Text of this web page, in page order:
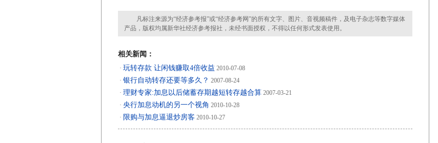
凡标注来源为“经济参考报”或“经济参考网”的所有文字、图片、音视频稿件，及电子杂志等数字媒体
产品，版权均属新华社经济参考报社，未经书面授权，不得以任何形式发表使用。
相关新闻：
· 玩转存款 让闲钱赚取4倍收益 2010-07-08
· 银行自动转存还要等多久？ 2007-08-24
· 理财专家:加息以后储蓄存期越短转存越合算 2007-03-21
· 央行加息动机的另一个视角 2010-10-28
· 限购与加息逼退炒房客 2010-10-27